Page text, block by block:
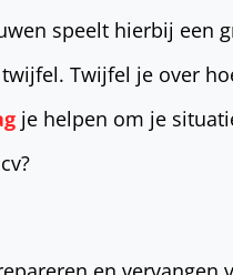
speelt hierbij een
Twijfel je over
je helpen om je